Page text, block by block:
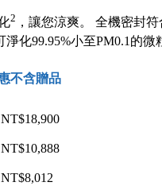
2 ，讓您涼爽。 全機密封
淨化99.95%小至PM0.1的微
不含贈品